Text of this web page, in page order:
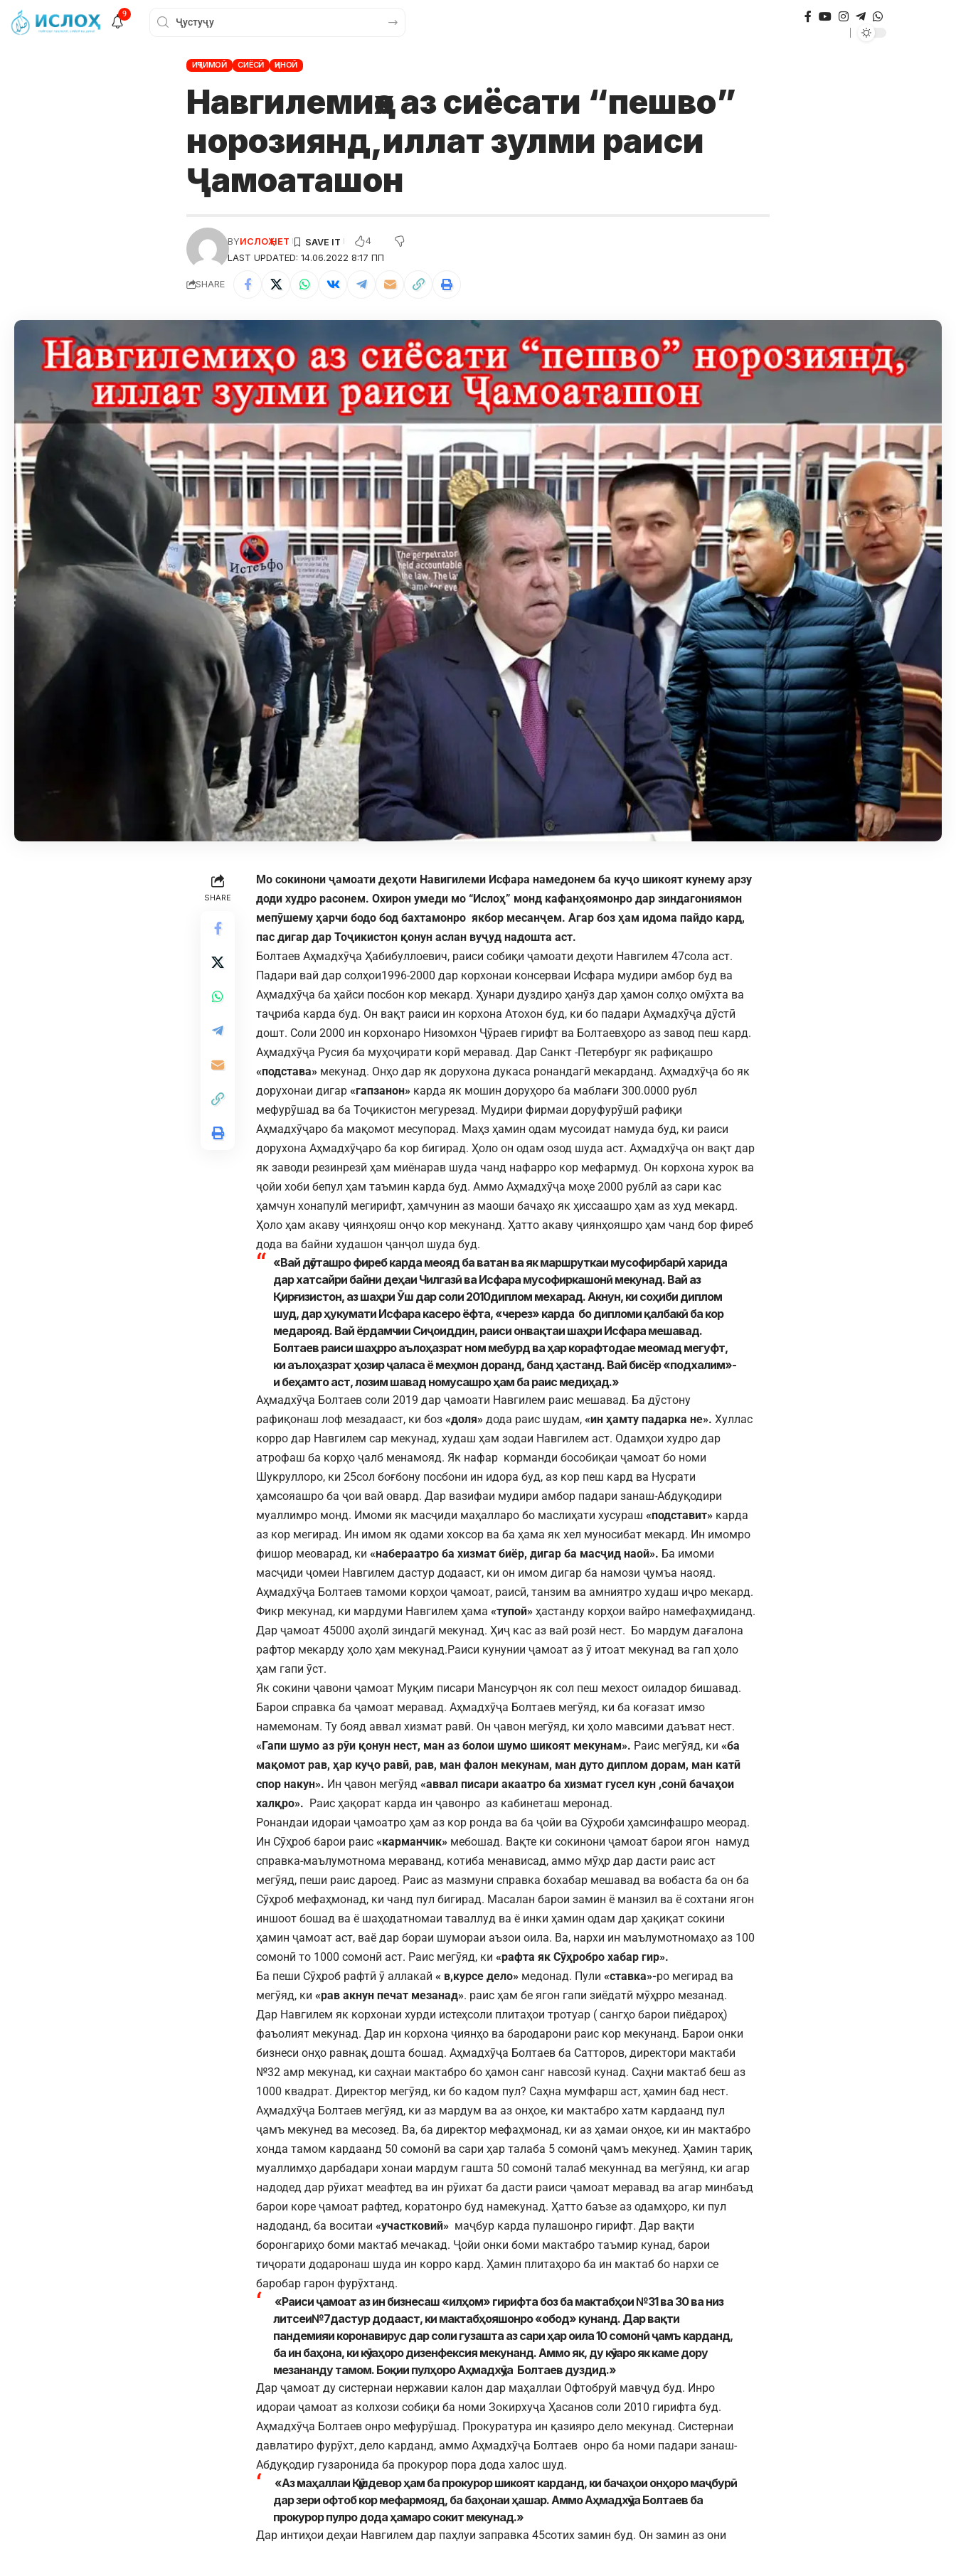
9
ИҶТИМОӢ СИЁСӢ ҶИНОӢ
Навгилемиҳо аз сиёсати “пешво”
норозиянд,иллат зулми раиси
Ҷамоаташон
LAST UPDATED: 14.06.2022 8:17 ПП
BYИСЛОҲ НЕТ 4
SHARE
SHARE
Мо сокинони ҷамоати деҳоти Навигилеми Исфара намедонем ба куҷо шикоят кунему арзу
доди худро расонем. Охирон умеди мо “Ислоҳ” монд кафанҳоямонро дар зиндагониямон
мепӯшему ҳарчи бодо бод бахтамонро якбор месанҷем. Агар боз ҳам идома пайдо кард,
пас дигар дар Тоҷикистон қонун аслан вуҷуд надошта аст.
Болтаев Аҳмадхӯҷа Ҳабибуллоевич, раиси собиқи ҷамоати деҳоти Навгилем 47сола аст.
Падари вай дар солҳои1996-2000 дар корхонаи консерваи Исфара мудири амбор буд ва
Аҳмадхӯҷа ба ҳайси посбон кор мекард. Ҳунари дуздиро ҳанӯз дар ҳамон солҳо омӯхта ва
таҷриба карда буд. Он вақт раиси ин корхона Атохон буд, ки бо падари Аҳмадхӯҷа дӯстӣ
дошт. Соли 2000 ин корхонаро Низомхон Ҷӯраев гирифт ва Болтаевҳоро аз завод пеш кард.
Аҳмадхӯҷа Русия ба муҳоҷирати корӣ меравад. Дар Санкт -Петербург як рафиқашро
«подстава» мекунад. Онҳо дар як дорухона дукаса ронандагӣ мекарданд. Аҳмадхӯҷа бо як
дорухонаи дигар «гапзанон» карда як мошин доруҳоро ба маблағи 300.0000 рубл
мефурӯшад ва ба Тоҷикистон мегурезад. Мудири фирмаи доруфурӯшӣ рафиқи
Аҳмадхӯҷаро ба мақомот месупорад. Маҳз ҳамин одам мусоидат намуда буд, ки раиси
дорухона Аҳмадхӯҷаро ба кор бигирад. Ҳоло он одам озод шуда аст. Аҳмадхӯҷа он вақт дар
як заводи резинрезӣ ҳам миёнарав шуда чанд нафарро кор мефармуд. Он корхона хурок ва
ҷойи хоби бепул ҳам таъмин карда буд. Аммо Аҳмадхӯҷа моҳе 2000 рублӣ аз сари кас
ҳамчун хонапулӣ мегирифт, ҳамчунин аз маоши бачаҳо як ҳиссаашро ҳам аз худ мекард.
Ҳоло ҳам акаву ҷиянҳояш онҷо кор мекунанд. Ҳатто акаву ҷиянҳояшро ҳам чанд бор фиреб
дода ва байни худашон ҷанҷол шуда буд.
«Вай дӯсташро фиреб карда меояд ба ватан ва як маршруткаи мусофирбарӣ харида
дар хатсайри байни деҳаи Чилгазӣ ва Исфара мусофиркашонӣ мекунад. Вай аз
Қирғизистон, аз шаҳри Ӯш дар соли 2010диплом мехарад. Акнун, ки соҳиби диплом
шуд, дар ҳукумати Исфара касеро ёфта, «через» карда бо дипломи қалбакӣ ба кор
медарояд. Вай ёрдамчии Сиҷоиддин, раиси онвақтаи шаҳри Исфара мешавад.
Болтаев раиси шаҳрро аълоҳазрат ном мебурд ва ҳар корафтодае меомад мегуфт,
ки аълоҳазрат ҳозир ҷаласа ё меҳмон доранд, банд ҳастанд. Вай бисёр «подхалим»-
и беҳамто аст, лозим шавад номусашро ҳам ба раис медиҳад.»
Аҳмадхӯҷа Болтаев соли 2019 дар ҷамоати Навгилем раис мешавад. Ба дӯстону
рафиқонаш лоф мезадааст, ки боз «доля» дода раис шудам, «ин ҳамту падарка не». Хуллас
корро дар Навгилем сар мекунад, худаш ҳам зодаи Навгилем аст. Одамҳои худро дар
атрофаш ба корҳо ҷалб менамояд. Як нафар корманди бособиқаи ҷамоат бо номи
Шукруллоро, ки 25сол боғбону посбони ин идора буд, аз кор пеш кард ва Нусрати
ҳамсояашро ба ҷои вай овард. Дар вазифаи мудири амбор падари занаш-Абдуқодири
муаллимро монд. Имоми як масҷиди маҳалларо бо маслиҳати хусураш «подставит» карда
аз кор мегирад. Ин имом як одами хоксор ва ба ҳама як хел муносибат мекард. Ин имомро
фишор меоварад, ки «набераатро ба хизмат биёр, дигар ба масҷид наой». Ба имоми
масҷиди ҷомеи Навгилем дастур додааст, ки он имом дигар ба намози ҷумъа наояд.
Аҳмадхӯҷа Болтаев тамоми корҳои ҷамоат, раисӣ, танзим ва амниятро худаш иҷро мекард.
Фикр мекунад, ки мардуми Навгилем ҳама «тупой» ҳастанду корҳои вайро намефаҳмиданд.
Дар ҷамоат 45000 аҳолӣ зиндагӣ мекунад. Ҳиҷ кас аз вай розӣ нест. Бо мардум дағалона
рафтор мекарду ҳоло ҳам мекунад.Раиси кунунии ҷамоат аз ӯ итоат мекунад ва гап ҳоло
ҳам гапи ӯст.
Як сокини ҷавони ҷамоат Муқим писари Мансурҷон як сол пеш мехост оиладор бишавад.
Барои справка ба ҷамоат меравад. Аҳмадхӯҷа Болтаев мегӯяд, ки ба коғазат имзо
намемонам. Ту бояд аввал хизмат равӣ. Он ҷавон мегӯяд, ки ҳоло мавсими даъват нест.
«Гапи шумо аз рӯи қонун нест, ман аз болои шумо шикоят мекунам». Раис мегӯяд, ки «ба
мақомот рав, ҳар куҷо равӣ, рав, ман фалон мекунам, ман дуто диплом дорам, ман катӣ
спор накун». Ин ҷавон мегӯяд «аввал писари акаатро ба хизмат гусел кун ,сонӣ бачаҳои
халқро». Раис ҳақорат карда ин ҷавонро аз кабинеташ меронад.
Ронандаи идораи ҷамоатро ҳам аз кор ронда ва ба ҷойи ва Сӯҳроби ҳамсинфашро меорад.
Ин Сӯҳроб барои раис «карманчик» мебошад. Вақте ки сокинони ҷамоат барои ягон намуд
справка-маълумотнома мераванд, котиба менависад, аммо мӯҳр дар дасти раис аст
мегӯяд, пеши раис дароед. Раис аз мазмуни справка бохабар мешавад ва вобаста ба он ба
Сӯҳроб мефаҳмонад, ки чанд пул бигирад. Масалан барои замин ё манзил ва ё сохтани ягон
иншоот бошад ва ё шаҳодатномаи таваллуд ва ё инки ҳамин одам дар ҳақиқат сокини
ҳамин ҷамоат аст, ваё дар бораи шумораи аъзои оила. Ва, нархи ин маълумотномаҳо аз 100
сомонӣ то 1000 сомонӣ аст. Раис мегӯяд, ки «рафта як Сӯҳробро хабар гир».
Ба пеши Сӯҳроб рафтӣ ӯ аллакай « в,курсе дело» медонад. Пули «ставка»-ро мегирад ва
мегӯяд, ки «рав акнун печат мезанад». раис ҳам бе ягон гапи зиёдатӣ мӯҳрро мезанад.
Дар Навгилем як корхонаи хурди истеҳсоли плитаҳои тротуар ( сангҳо барои пиёдароҳ)
фаъолият мекунад. Дар ин корхона ҷиянҳо ва бародарони раис кор мекунанд. Барои онки
бизнеси онҳо равнақ дошта бошад. Аҳмадхӯҷа Болтаев ба Сатторов, директори мактаби
№32 амр мекунад, ки саҳнаи мактабро бо ҳамон санг навсозӣ кунад. Саҳни мактаб беш аз
1000 квадрат. Директор мегӯяд, ки бо кадом пул? Саҳна мумфарш аст, ҳамин бад нест.
Аҳмадхӯҷа Болтаев мегӯяд, ки аз мардум ва аз онҳое, ки мактабро хатм кардаанд пул
ҷамъ мекунед ва месозед. Ва, ба директор мефаҳмонад, ки аз ҳамаи онҳое, ки ин мактабро
хонда тамом кардаанд 50 сомонӣ ва сари ҳар талаба 5 сомонӣ ҷамъ мекунед. Ҳамин тариқ
муаллимҳо дарбадари хонаи мардум гашта 50 сомонӣ талаб мекуннад ва мегӯянд, ки агар
надодед дар рӯихат меафтед ва ин рӯихат ба дасти раиси ҷамоат меравад ва агар минбаъд
барои коре ҷамоат рафтед, коратонро буд намекунад. Ҳатто баъзе аз одамҳоро, ки пул
надоданд, ба воситаи «участковий» маҷбур карда пулашонро гирифт. Дар вақти
боронгариҳо боми мактаб мечакад. Ҷойи онки боми мактабро таъмир кунад, барои
тиҷорати додаронаш шуда ин корро кард. Ҳамин плитаҳоро ба ин мактаб бо нархи се
баробар гарон фурӯхтанд.
«Раиси ҷамоат аз ин бизнесаш «илҳом» гирифта боз ба мактабҳои №31 ва 30 ва низ
литсеи№7дастур додааст, ки мактабҳояшонро «обод» кунанд. Дар вақти
пандемияи коронавирус дар соли гузашта аз сари ҳар оила 10 сомонӣ ҷамъ карданд,
ба ин баҳона, ки кӯчаҳоро дизенфексия мекунанд. Аммо як, ду кӯчаро як каме дору
мезананду тамом. Боқии пулҳоро Аҳмадхӯҷа Болтаев дуздид.»
Дар ҷамоат ду систернаи нержавии калон дар маҳаллаи Офтобруй мавҷуд буд. Инро
идораи ҷамоат аз колхози собиқи ба номи Зокирхуҷа Ҳасанов соли 2010 гирифта буд.
Аҳмадхӯҷа Болтаев онро мефурӯшад. Прокуратура ин қазияро дело мекунад. Систернаи
давлатиро фурӯхт, дело карданд, аммо Аҳмадхӯҷа Болтаев онро ба номи падари занаш-
Абдуқодир гузаронида ба прокурор пора дода халос шуд.
«Аз маҳаллаи Қӯшдевор ҳам ба прокурор шикоят карданд, ки бачаҳои онҳоро маҷбурӣ
дар зери офтоб кор мефармояд, ба баҳонаи ҳашар. Аммо Аҳмадхӯҷа Болтаев ба
прокурор пулро дода ҳамаро сокит мекунад.»
Дар интиҳои деҳаи Навгилем дар паҳлуи заправка 45сотих замин буд. Он замин аз они